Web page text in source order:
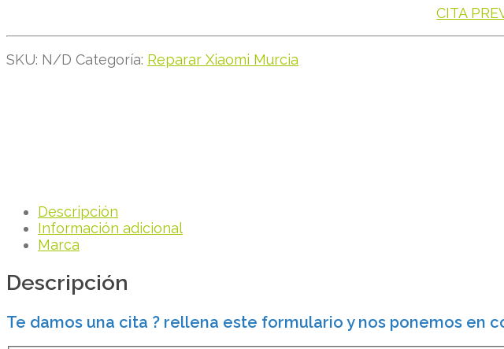
CITA
SKU: N/D Categoría: Reparar Xiaomi Murcia
Descripción
Información adicional
Marca
Descripción
Te damos una cita ? rellena este formulario y nos ponemos en